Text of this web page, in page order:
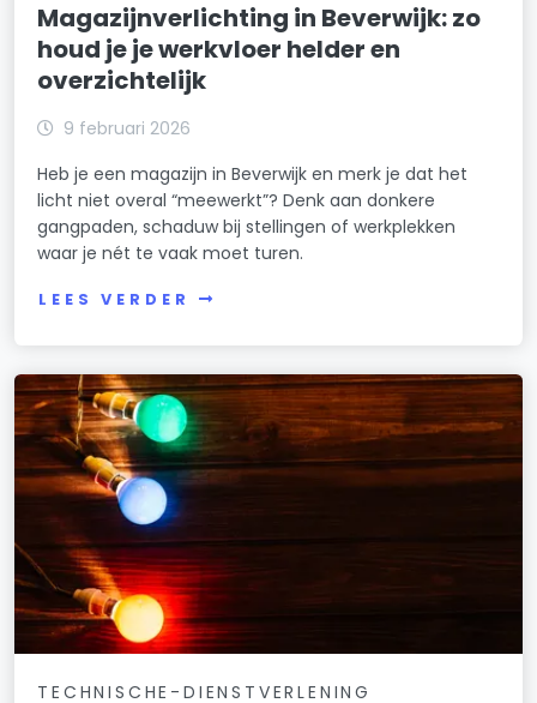
Magazijnverlichting in Beverwijk: zo
houd je je werkvloer helder en
overzichtelijk
9 februari 2026
Heb je een magazijn in Beverwijk en merk je dat het
licht niet overal “meewerkt”? Denk aan donkere
gangpaden, schaduw bij stellingen of werkplekken
waar je nét te vaak moet turen.
LEES VERDER
TECHNISCHE-DIENSTVERLENING